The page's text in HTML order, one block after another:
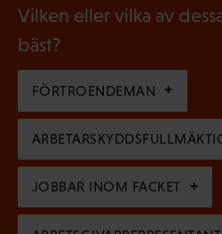
o
s
k
t
)
g
t
o
r
i
s
k
g
a
t
o
r
Vilken eller vilka av
bäst?
FÖRTROENDEMAN
JOBBAR INOM FACKET